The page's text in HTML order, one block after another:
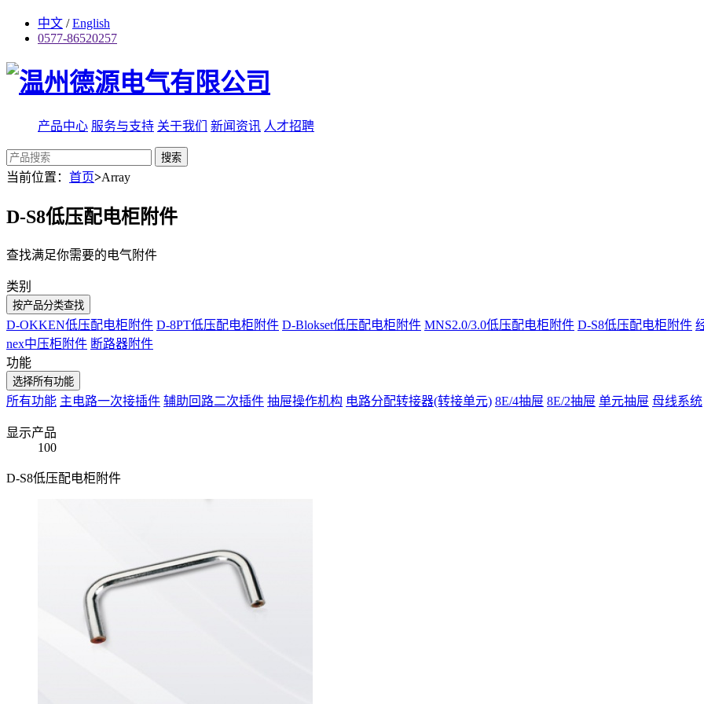
中文 / English
0577-86520257
产品中心 服务与支持 关于我们 新闻资讯 人才招聘
搜索
当前位置： 首页>Array
D-S8低压配电柜附件
查找满足你需要的电气附件
类别
按产品分类查找
D-OKKEN低压配电柜附件 D-8PT低压配电柜附件 D-Blokset低压配电柜附件 MNS2.0/3.0低压配电柜附件 D-S8低压配电柜附件
nex中压柜附件 断路器附件
功能
选择所有功能
所有功能 主电路一次接插件 辅助回路二次插件 抽屉操作机构 电路分配转接器(转接单元) 8E/4抽屉 8E/2抽屉 单元抽屉 母线系统
显示产品
100
D-S8低压配电柜附件